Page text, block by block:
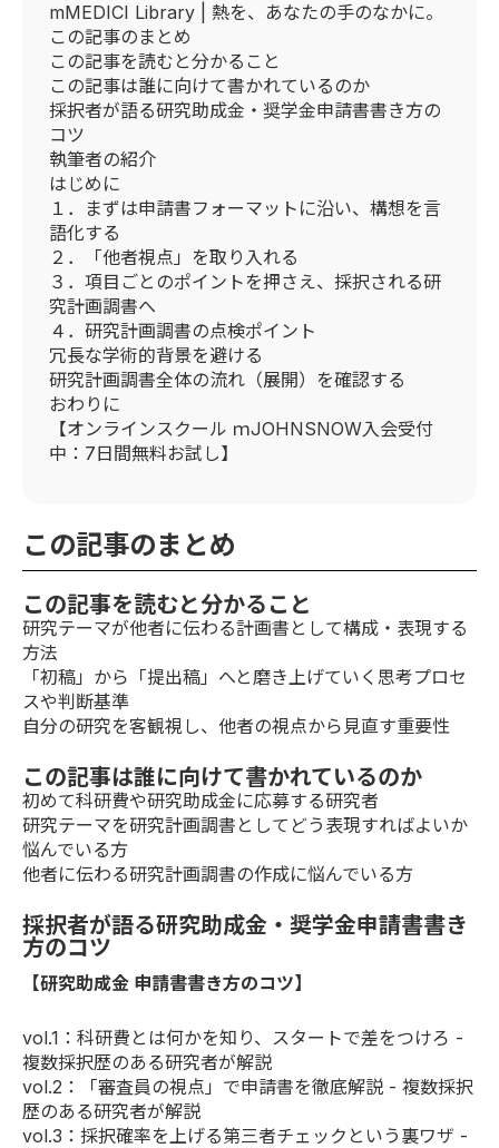
mMEDICI Library | 熱を、あなたの手のなかに。
この記事のまとめ
この記事を読むと分かること
この記事は誰に向けて書かれているのか
採択者が語る研究助成金・奨学金申請書書き方の
コツ
執筆者の紹介
はじめに
１．まずは申請書フォーマットに沿い、構想を言
語化する
２．「他者視点」を取り入れる
３．項目ごとのポイントを押さえ、採択される研
究計画調書へ
４．研究計画調書の点検ポイント
冗長な学術的背景を避ける
研究計画調書全体の流れ（展開）を確認する
おわりに
【オンラインスクール ｍJOHNSNOW入会受付
中：7日間無料お試し】
この記事のまとめ
この記事を読むと分かること
研究テーマが他者に伝わる計画書として構成・表現する
方法
「初稿」から「提出稿」へと磨き上げていく思考プロセ
スや判断基準
自分の研究を客観視し、他者の視点から見直す重要性
この記事は誰に向けて書かれているのか
初めて科研費や研究助成金に応募する研究者
研究テーマを研究計画調書としてどう表現すればよいか
悩んでいる方
他者に伝わる研究計画調書の作成に悩んでいる方
採択者が語る研究助成金・奨学金申請書書き
方のコツ
【研究助成金 申請書書き方のコツ】
vol.1 ：科研費とは何かを知り、スタートで差をつけろ -
複数採択歴のある研究者が解説
vol.2 ：「審査員の視点」で申請書を徹底解説 - 複数採択
歴のある研究者が解説
vol.3 ：採択確率を上げる第三者チェックという裏ワザ -